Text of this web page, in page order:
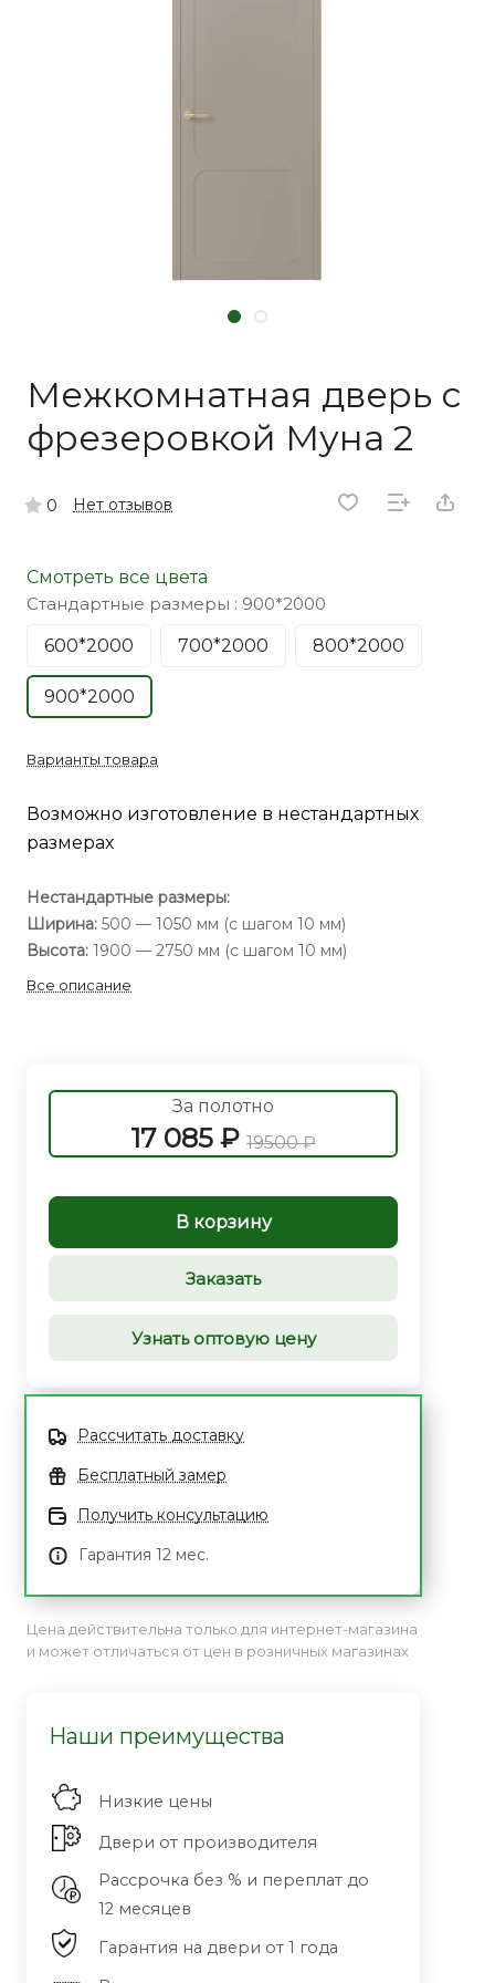
Межкомнатная дверь с
фрезеровкой Муна 2
0 Нет отзывов
Смотреть все цвета
Стандартные размеры : 900*2000
600*2000
700*2000 800*2000
900*2000
Варианты товара
Возможно изготовление в нестандартных
размерах
Нестандартные размеры:
Ширина: 500 — 1050 мм (с шагом 10 мм)
Высота: 1900 — 2750 мм (с шагом 10 мм)
Все описание
За полотно
17 085 ₽ 19500 ₽
В корзину
Заказать
Узнать оптовую цену
Рассчитать доставку
Бесплатный замер
Получить консультацию
Гарантия 12 мес.
Цена действительна только для интернет-магазина
и может отличаться от цен в розничных магазинах
Наши преимущества
Низкие цены
Двери от производителя
Рассрочка без % и переплат до
12 месяцев
Гарантия на двери от 1 года